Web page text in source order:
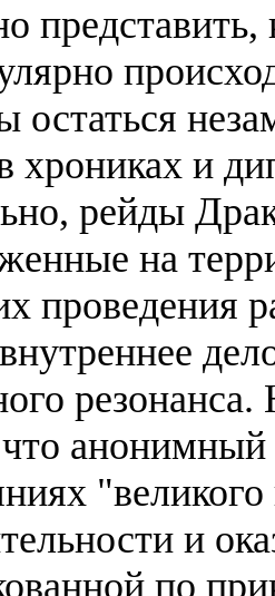
представить,
остаться
хрониках и
рейды
на
проведения
что
и
по